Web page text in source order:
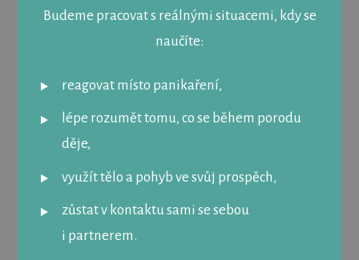
Budeme pracovat s reálnými situacemi, kdy se
naučíte:
reagovat místo panikaření,
lépe rozumět tomu, co se během porodu
děje,
využít tělo a pohyb ve svůj prospěch,
zůstat v kontaktu sami se sebou
i partnerem.